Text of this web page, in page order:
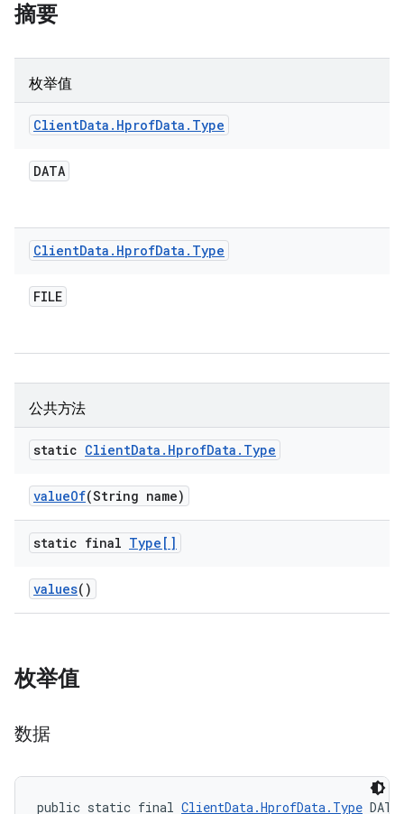
摘要
枚举值
ClientData . HprofData . Type
DATA
ClientData . HprofData . Type
FILE
公共方法
static ClientData . HprofData . Type
valueOf(String name)
static final Type[]
values()
枚举值
数据
public static final ClientData.HprofData.Type DATA